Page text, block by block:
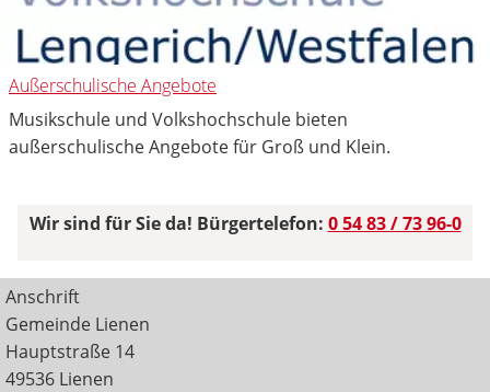
Außerschulische Angebote
Musikschule und Volkshochschule bieten
außerschulische Angebote für Groß und Klein.
Wir sind für Sie da! Bürgertelefon: 0 54 83 / 73 96-0
Anschrift
Gemeinde Lienen
Hauptstraße 14
49536 Lienen